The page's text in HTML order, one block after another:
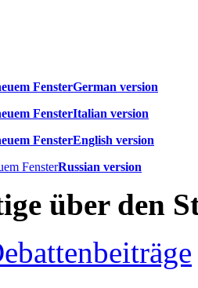
German version
Italian version
English version
Russian version
über den